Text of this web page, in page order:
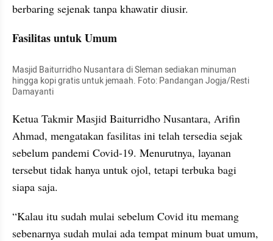
berbaring sejenak tanpa khawatir diusir.
Fasilitas untuk Umum
Masjid Baiturridho Nusantara di Sleman sediakan minuman
hingga kopi gratis untuk jemaah. Foto: Pandangan Jogja/Resti
Damayanti
Ketua Takmir Masjid Baiturridho Nusantara, Arifin
Ahmad, mengatakan fasilitas ini telah tersedia sejak
sebelum pandemi Covid-19. Menurutnya, layanan
tersebut tidak hanya untuk ojol, tetapi terbuka bagi
siapa saja.
“Kalau itu sudah mulai sebelum Covid itu memang
sebenarnya sudah mulai ada tempat minum buat umum,